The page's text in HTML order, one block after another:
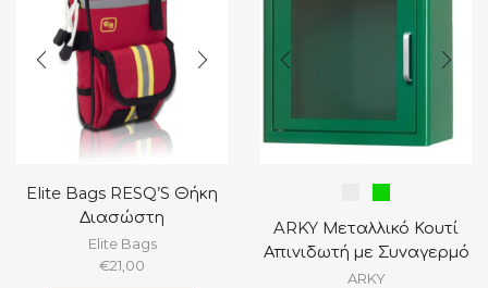
Elite Bags RESQ’S Θήκη
Διασώστη
Elite Bags
€21,00
ARKY Μεταλλικό Κουτί
Απινιδωτή με Συναγερμό
ARKY